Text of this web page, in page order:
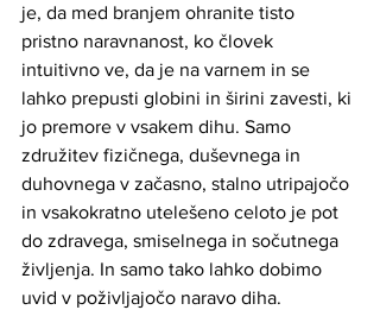
je, da med branjem ohranite tisto
pristno naravnanost, ko človek
intuitivno ve, da je na varnem in se
lahko prepusti globini in širini zavesti, ki
jo premore v vsakem dihu. Samo
združitev fizičnega, duševnega in
duhovnega v začasno, stalno utripajočo
in vsakokratno utelešeno celoto je pot
do zdravega, smiselnega in sočutnega
življenja. In samo tako lahko dobimo
uvid v poživljajočo naravo diha.